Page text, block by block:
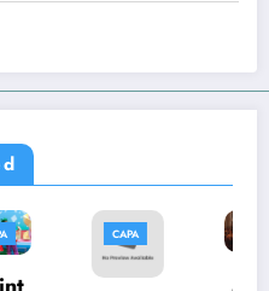
CAPA
Músi